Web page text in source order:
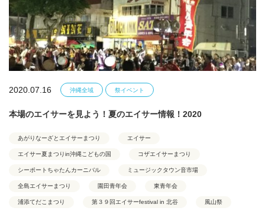
2020.07.16 沖縄全域 祭イベント
本場のエイサーを見よう！夏のエイサー情報！2020
あがりなーざとエイサーまつり エイサー
エイサー夏まつりin沖縄こどもの国 コザエイサーまつり
シーポートちゃたんカーニバル ミュージックタウン音市場
全島エイサーまつり 園田青年会 東青年会
浦添てだこまつり 第３９回エイサーfestival in 北谷 風山祭